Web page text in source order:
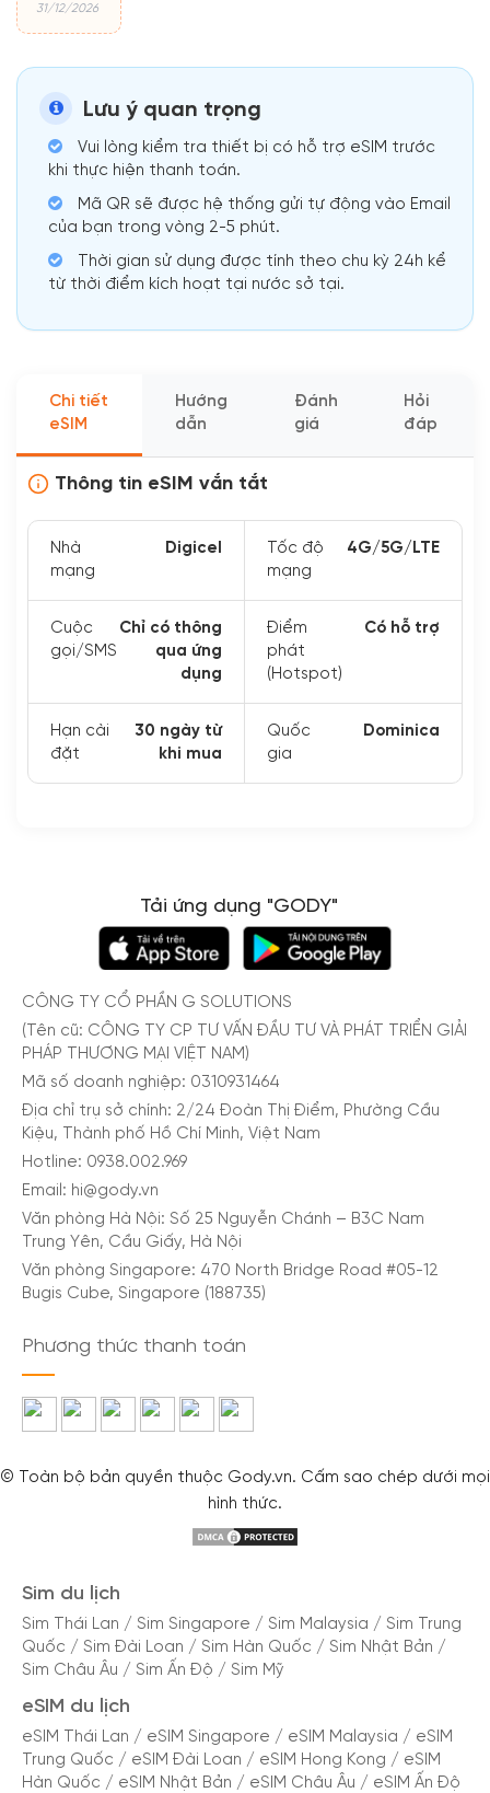
31/12/2026
Lưu ý quan trọng
Vui lòng kiểm tra thiết bị có hỗ trợ eSIM trước
khi thực hiện thanh toán.
Mã QR sẽ được hệ thống gửi tự động vào Email
của bạn trong vòng 2-5 phút.
Thời gian sử dụng được tính theo chu kỳ 24h kể
từ thời điểm kích hoạt tại nước sở tại.
Chi tiết
eSIM
Hướng
dẫn
Đánh
giá
Hỏi
đáp
Thông tin eSIM vắn tắt
Nhà
mạng
Digicel
Tốc độ
mạng
4G/5G/LTE
Cuộc
gọi/SMS
Chỉ có thông
qua ứng
dụng
Điểm
phát
(Hotspot)
Có hỗ trợ
Hạn cài
đặt
30 ngày từ
khi mua
Quốc
gia
Dominica
Tải ứng dụng "GODY"
CÔNG TY CỔ PHẦN G SOLUTIONS
(Tên cũ: CÔNG TY CP TƯ VẤN ĐẦU TƯ VÀ PHÁT TRIỂN GIẢI
PHÁP THƯƠNG MẠI VIỆT NAM)
Mã số doanh nghiệp: 0310931464
Địa chỉ trụ sở chính: 2/24 Đoàn Thị Điểm, Phường Cầu
Kiệu, Thành phố Hồ Chí Minh, Việt Nam
Hotline: 0938.002.969
Email: hi@gody.vn
Văn phòng Hà Nội: Số 25 Nguyễn Chánh – B3C Nam
Trung Yên, Cầu Giấy, Hà Nội
Văn phòng Singapore: 470 North Bridge Road #05-12
Bugis Cube, Singapore (188735)
Phương thức thanh toán
© Toàn bộ bản quyền thuộc Gody.vn. Cấm sao chép dưới mọi
hình thức.
Sim du lịch
Sim Thái Lan / Sim Singapore / Sim Malaysia / Sim Trung
Quốc / Sim Đài Loan / Sim Hàn Quốc / Sim Nhật Bản /
Sim Châu Âu / Sim Ấn Độ / Sim Mỹ
eSIM du lịch
eSIM Thái Lan / eSIM Singapore / eSIM Malaysia / eSIM
Trung Quốc / eSIM Đài Loan / eSIM Hong Kong / eSIM
Hàn Quốc / eSIM Nhật Bản / eSIM Châu Âu / eSIM Ấn Độ